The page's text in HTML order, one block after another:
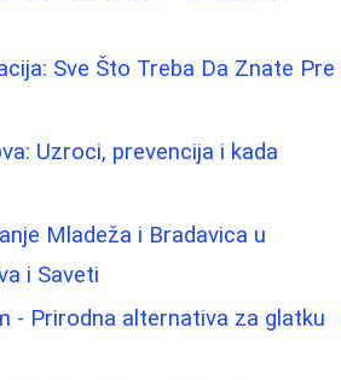
Sve Što Treba Da Znate Pre
Uzroci, prevencija i kada
Mladeža i Bradavica u
i Saveti
- Prirodna alternativa za glatku